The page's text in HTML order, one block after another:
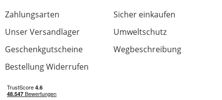
Zahlungsarten
Sicher einkaufen
Unser Versandlager
Umweltschutz
Geschenkgutscheine
Wegbeschreibung
Bestellung Widerrufen